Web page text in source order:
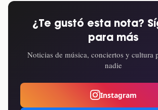
¿Te gustó esta nota?
para más
Noticias de música, conciertos y cultura
nadie
Instagram